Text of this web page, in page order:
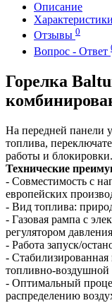
Описание
Характеристики
Отзывы 0
Вопрос - Ответ
Горелка
На передней панели
топлива,
работы и блокировки.
Технические
- Совместимость с
европейских
- Вид топлива:
- Газовая рампа с
регулятором
- Работа запуск/
- Стабилизированная
топливно-воздушной
- Оптимальный
распределению